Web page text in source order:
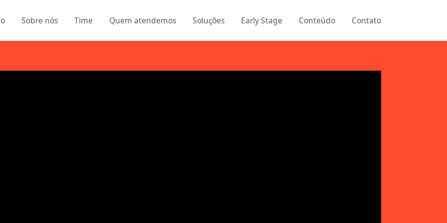
Sobre nós Time Quem atendemos Soluções Early Stage Conteúdo Contato